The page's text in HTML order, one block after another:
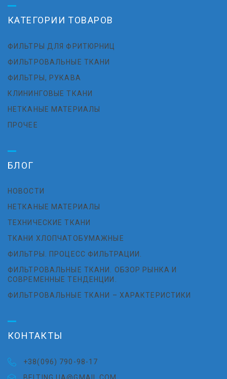
КАТЕГОРИИ ТОВАРОВ
ФИЛЬТРЫ ДЛЯ ФРИТЮРНИЦ
ФИЛЬТРОВАЛЬНЫЕ ТКАНИ
ФИЛЬТРЫ, РУКАВА
КЛИНИНГОВЫЕ ТКАНИ
НЕТКАНЫЕ МАТЕРИАЛЫ
ПРОЧЕЕ
БЛОГ
НОВОСТИ
НЕТКАНЫЕ МАТЕРИАЛЫ
ТЕХНИЧЕСКИЕ ТКАНИ
ТКАНИ ХЛОПЧАТОБУМАЖНЫЕ
ФИЛЬТРЫ. ПРОЦЕСС ФИЛЬТРАЦИИ.
ФИЛЬТРОВАЛЬНЫЕ ТКАНИ. ОБЗОР РЫНКА И
СОВРЕМЕННЫЕ ТЕНДЕНЦИИ.
ФИЛЬТРОВАЛЬНЫЕ ТКАНИ – ХАРАКТЕРИСТИКИ
КОНТАКТЫ
+38(096) 790-98-17